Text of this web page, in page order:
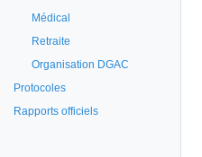
Médical
Retraite
Organisation DGAC
Protocoles
Rapports officiels